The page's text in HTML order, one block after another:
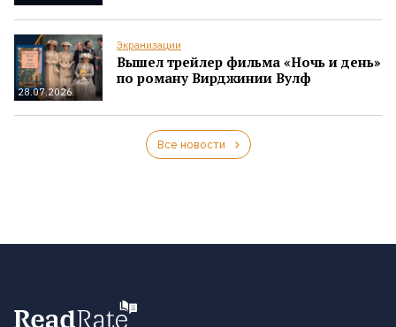
28.07.2026
Экранизации
Вышел трейлер фильма «Ночь и день»
по роману Вирджинии Вулф
Все новости